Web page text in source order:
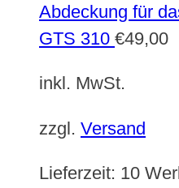
Abdeckung für
GTS 310 €49,00
inkl. MwSt.
zzgl. Versand
Lieferzeit: 10